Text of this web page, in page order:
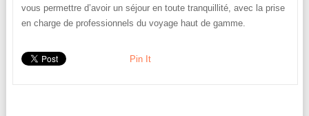
vous permettre d’avoir un séjour en toute tranquillité, avec la prise
en charge de professionnels du voyage haut de gamme.
Pin It